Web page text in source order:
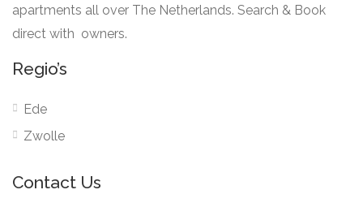
apartments all over The Netherlands. Search & Book
direct with owners.
Regio’s
Ede
Zwolle
Contact Us